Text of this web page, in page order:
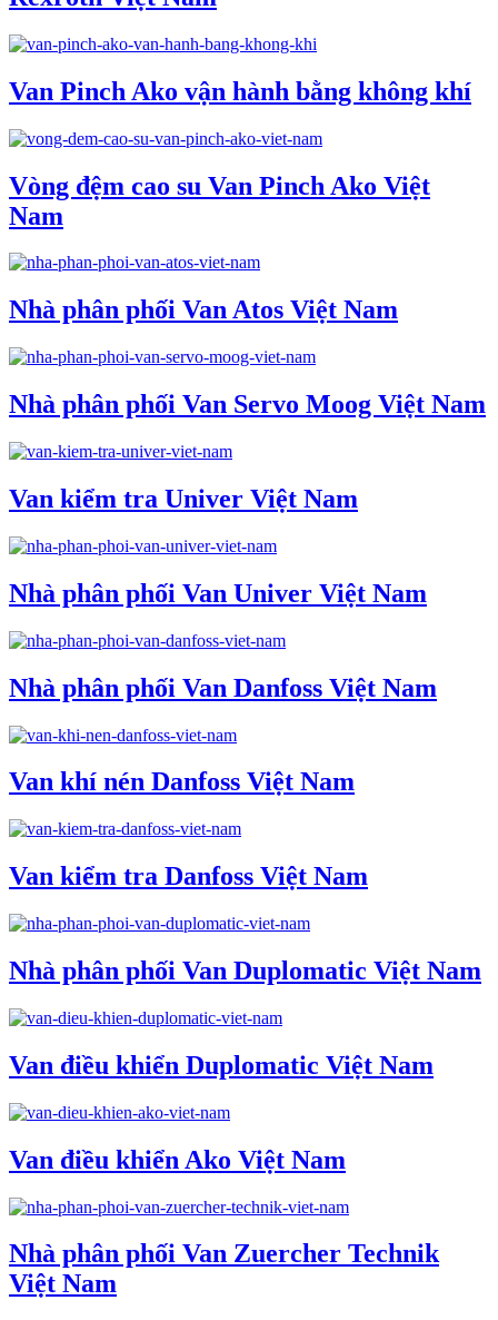
Van Pinch Ako vận hành bằng không khí
Vòng đệm cao su Van Pinch Ako Việt
Nam
Nhà phân phối Van Atos Việt Nam
Nhà phân phối Van Servo Moog Việt Nam
Van kiểm tra Univer Việt Nam
Nhà phân phối Van Univer Việt Nam
Nhà phân phối Van Danfoss Việt Nam
Van khí nén Danfoss Việt Nam
Van kiểm tra Danfoss Việt Nam
Nhà phân phối Van Duplomatic Việt Nam
Van điều khiển Duplomatic Việt Nam
Van điều khiển Ako Việt Nam
Nhà phân phối Van Zuercher Technik
Việt Nam